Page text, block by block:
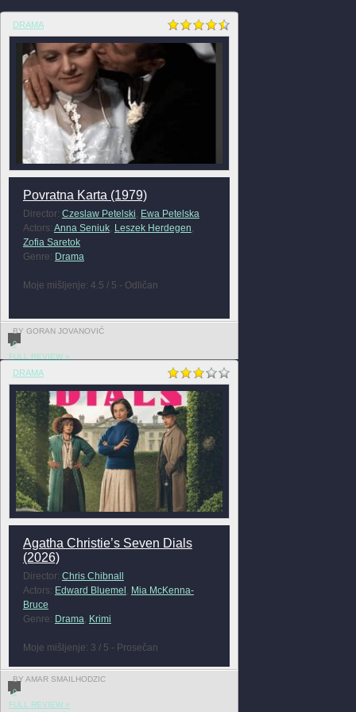
DRAMA
Povratna Karta (1979)
Director: Czeslaw Petelski, Ewa Petelska
Actors: Anna Seniuk, Leszek Herdegen,
Zofia Saretok
Genre: Drama
Moje mišljenje: 4.5 / 5 - Odličan
BY GORAN JOVANOVIĆ
0
FULL REVIEW »
DRAMA
Agatha Christie’s Seven Dials
(2026)
Director: Chris Chibnall
Actors: Edward Bluemel , Mia McKenna-
Bruce
Genre: Drama, Krimi
Moje mišljenje: 3 / 5 - Prosečan
BY AMAR SMAILHODZIC
0
FULL REVIEW »